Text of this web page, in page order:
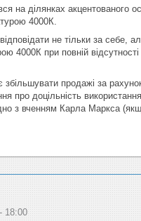
на ділянках акцентованого
4000К.
не тільки за себе,
4000К при повній
продажі за
про доцільність
з вченням Карла Маркса
18:00